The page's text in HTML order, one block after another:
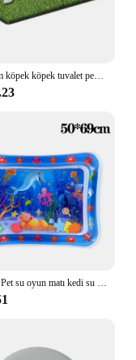
Yapay çim köpek köpek tuvalet pedi Pet çim Mat Pet eğitim köpek drenaj delikleri ile çim Mat temizlemek için kolay Pet kapalı açık
1-10 adet Pet su oyun matı kedi su duyusal oyun matı bebek su emici oyun matı yüzme simidi emekleme paspası kalınlaşmış kedi oyuncak